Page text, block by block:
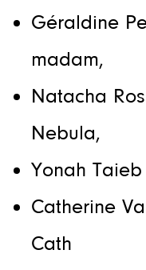
Géraldine
madam,
Natacha
Nebula,
Yonah
Catherine
Cath